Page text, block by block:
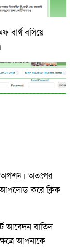
বসিয়ে
অপশন। অতঃপর
আপলোড করে ক্লিক
আবেদন বাতিল
আপনাকে